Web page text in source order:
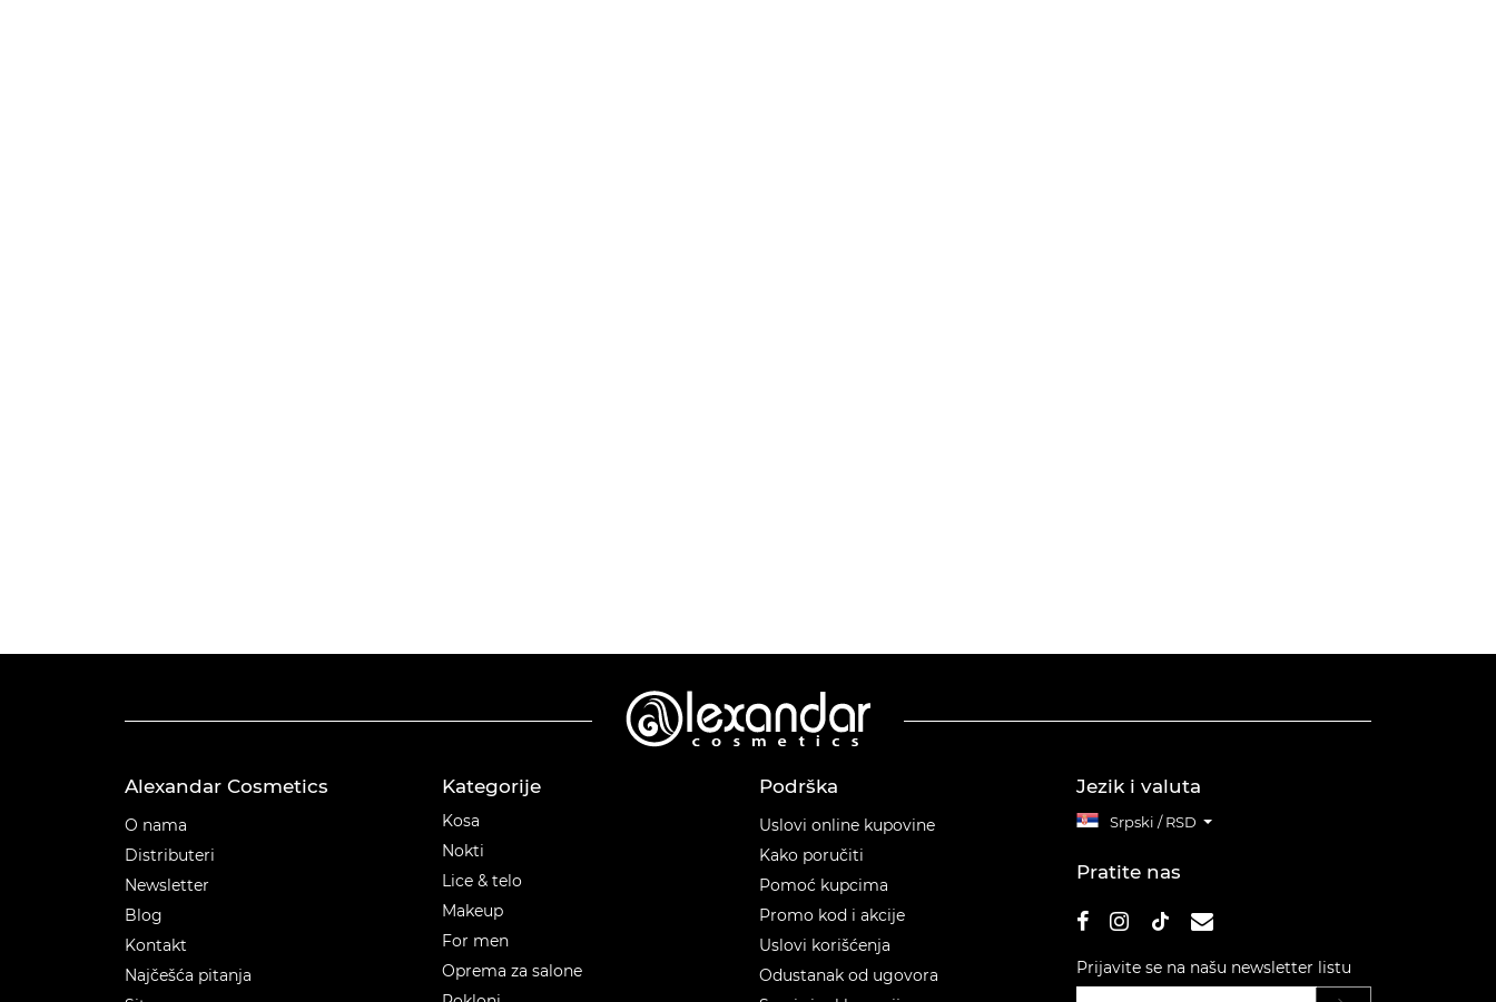
Alexandar Cosmetics
O nama
Distributeri
Newsletter
Blog
Kontakt
Najčešća pitanja
Kategorije
Kosa
Nokti
Lice & telo
Makeup
For men
Oprema za salone
Podrška
Uslovi online kupovine
Kako poručiti
Pomoć kupcima
Promo kod i akcije
Uslovi korišćenja
Odustanak od ugovora
Jezik i valuta
Srpski / RSD
Pratite nas
Prijavite se na našu newsletter listu